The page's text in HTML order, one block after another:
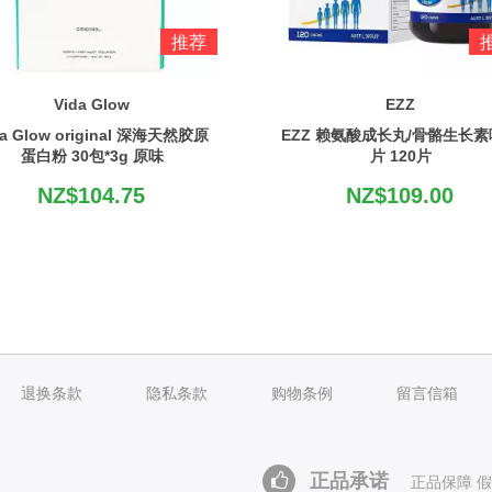
推荐
Vida Glow
Glow original 深海天然胶原
蛋白粉 30包*3g 原味
NZ$104.75
EZZ
EZZ 赖氨酸成长丸/骨骼生长素
片 120片
NZ$109.00
退换条款 隐私条款 购物条例 留言信箱
正品承诺 正品保障